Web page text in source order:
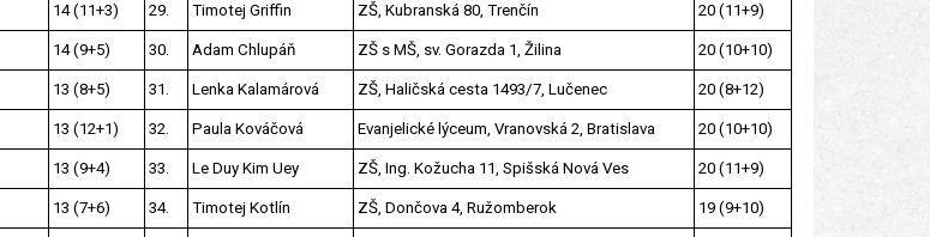
14 (11+3) 29. Timotej Griffin ZŠ, Kubranská 80, Trenčín 20 (11+9)
14 (9+5) 30. Adam Chlupáň ZŠ s MŠ, sv. Gorazda 1, Žilina 20 (10+10)
13 (8+5) 31. Lenka Kalamárová ZŠ, Haličská cesta 1493/7, Lučenec 20 (8+12)
13 (12+1) 32. Paula Kováčová Evanjelické lýceum, Vranovská 2, Bratislava 20 (10+10)
13 (9+4) 33. Le Duy Kim Uey ZŠ, Ing. Kožucha 11, Spišská Nová Ves 20 (11+9)
13 (7+6) 34. Timotej Kotlín ZŠ, Dončova 4, Ružomberok 19 (9+10)